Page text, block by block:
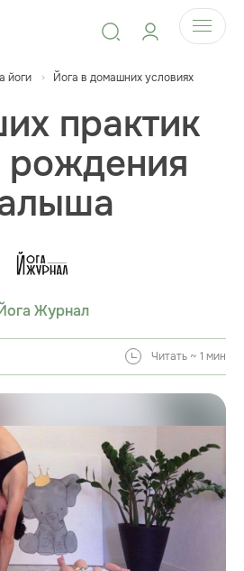
йоги Йога в домашних условиях
практик
рождения
Журнал
Читать ~ 1 мин